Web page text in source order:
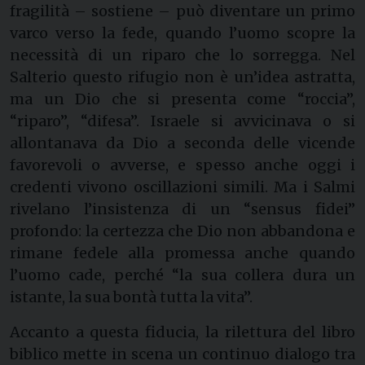
fragilità – sostiene – può diventare un primo
varco verso la fede, quando l’uomo scopre la
necessità di un riparo che lo sorregga. Nel
Salterio questo rifugio non è un’idea astratta,
ma un Dio che si presenta come “roccia”,
“riparo”, “difesa”. Israele si avvicinava o si
allontanava da Dio a seconda delle vicende
favorevoli o avverse, e spesso anche oggi i
credenti vivono oscillazioni simili. Ma i Salmi
rivelano l’insistenza di un “sensus fidei”
profondo: la certezza che Dio non abbandona e
rimane fedele alla promessa anche quando
l’uomo cade, perché “la sua collera dura un
istante, la sua bontà tutta la vita”.
Accanto a questa fiducia, la rilettura del libro
biblico mette in scena un continuo dialogo tra